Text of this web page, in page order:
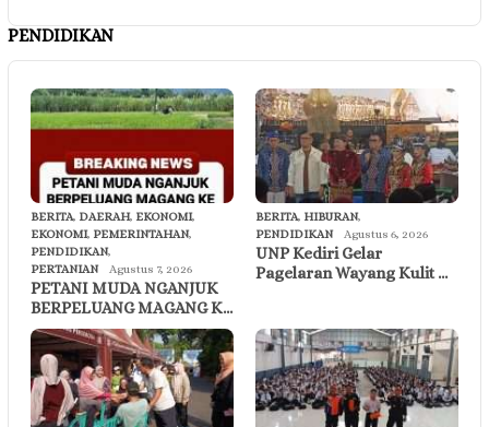
PENDIDIKAN
BERITA, DAERAH, EKONOMI,
EKONOMI, PEMERINTAHAN,
PENDIDIKAN,
PERTANIAN
Agustus 7, 2026
PETANI MUDA NGANJUK
BERPELUANG MAGANG K…
BERITA, HIBURAN,
PENDIDIKAN
Agustus 6, 2026
UNP Kediri Gelar
Pagelaran Wayang Kulit …